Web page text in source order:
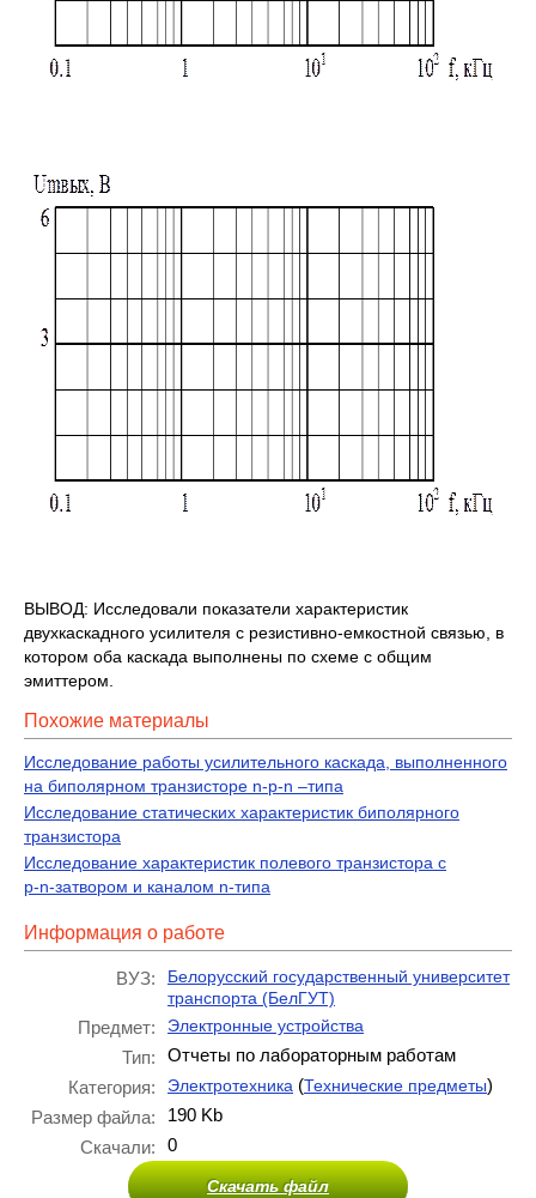
ВЫВОД: Исследовали показатели характеристик
двухкаскадного усилителя с резистивно-емкостной связью, в
котором оба каскада выполнены по схеме с общим
эмиттером.
Похожие материалы
Исследование работы усилительного каскада, выполненного
на биполярном транзисторе n-p-n –типа
Исследование статических характеристик биполярного
транзистора
Исследование характеристик полевого транзистора с
p‑n‑затвором и каналом n‑типа
Информация о работе
ВУЗ:
Белорусский государственный университет
транспорта (БелГУТ)
Предмет: Электронные устройства
Тип:
Отчеты по лабораторным работам
Категория:
Электротехника (Технические предметы)
Размер файла:
190 Kb
Скачали:
0
Скачать файл